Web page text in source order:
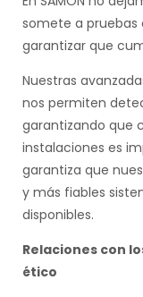
somete a pruebas
garantizar que
Nuestras
nos permiten
garantizando que
instalaciones es
garantiza que
y más fiables
disponibles.
Relaciones con
ético